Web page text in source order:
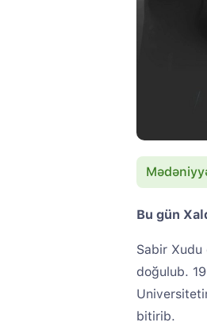
Bu gün
Sabir Xudu
doğulub.
bitirib.